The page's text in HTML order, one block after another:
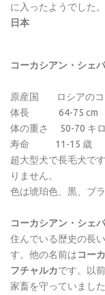
に入ったようでした。
日本
コーカシアン・シェ
原産国 ロシアのコ
体長 64-75 cm
体の重さ 50-70 キロ
寿命 11-15 歳
超大型犬で長毛犬で
りません。
色は琥珀色、黒、ブラ
コーカシアン・シェ
住んでいる歴史の長
す。他の名前はコー
フチャルカです。以
家畜を守っていまし